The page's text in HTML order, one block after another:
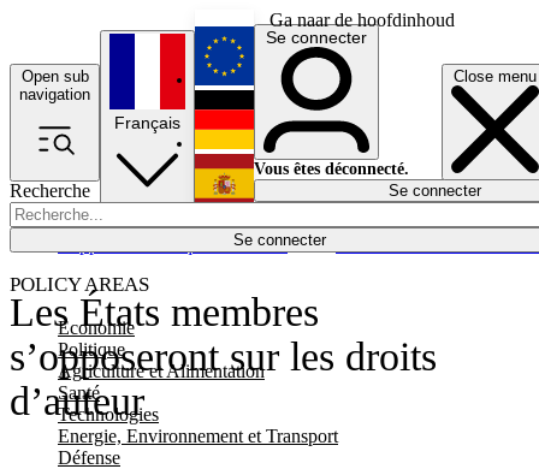
Ga naar de hoofdinhoud
Open sub
navigation
Close menu
Recherche
Se connecter
POLICY AREAS
Economie
Politique
Agriculture et Alimentation
Santé
Technologies
Energie, Environnement et Transport
Défense
Économie
Français
English
Deutsch
Español
Se connecter
Vous êtes déconnecté.
Se connecter
Les États membres
s’opposeront sur les droits
d’auteur